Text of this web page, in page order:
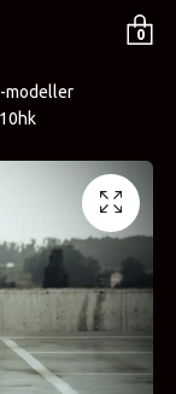
0
modeller